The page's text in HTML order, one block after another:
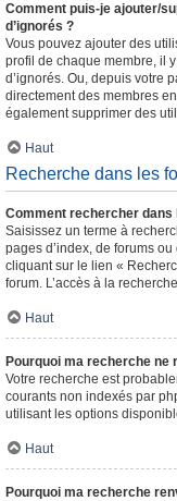
Comment puis-je ajouter/
d’ignorés ?
Vous pouvez ajouter des
profil de chaque membre, il
d’ignorés. Ou, depuis votre
directement des membres
également supprimer des
Haut
Recherche dans les
Comment rechercher dans
Saisissez un terme à
pages d’index, de forums
cliquant sur le lien «
forum. L’accès à la
Haut
Pourquoi ma recherche ne
Votre recherche est
courants non indexés par
utilisant les options
Haut
Pourquoi ma recherche